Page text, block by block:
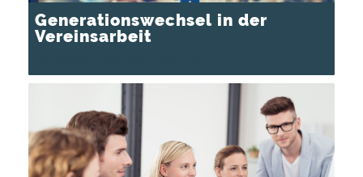
Generationswechsel in der
Vereinsarbeit